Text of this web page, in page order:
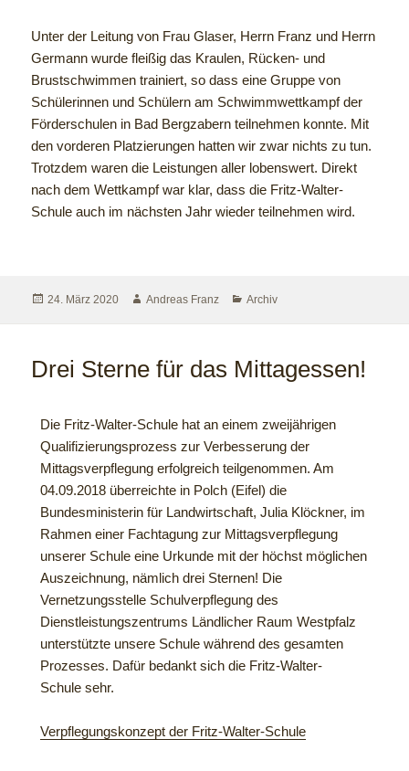
Unter der Leitung von Frau Glaser, Herrn Franz und Herrn
Germann wurde fleißig das Kraulen, Rücken- und
Brustschwimmen trainiert, so dass eine Gruppe von
Schülerinnen und Schülern am Schwimmwettkampf der
Förderschulen in Bad Bergzabern teilnehmen konnte. Mit
den vorderen Platzierungen hatten wir zwar nichts zu tun.
Trotzdem waren die Leistungen aller lobenswert. Direkt
nach dem Wettkampf war klar, dass die Fritz-Walter-
Schule auch im nächsten Jahr wieder teilnehmen wird.
24. März 2020 Andreas Franz Archiv
Drei Sterne für das Mittagessen!
Die Fritz-Walter-Schule hat an einem zweijährigen
Qualifizierungsprozess zur Verbesserung der
Mittagsverpflegung erfolgreich teilgenommen. Am
04.09.2018 überreichte in Polch (Eifel) die
Bundesministerin für Landwirtschaft, Julia Klöckner, im
Rahmen einer Fachtagung zur Mittagsverpflegung
unserer Schule eine Urkunde mit der höchst möglichen
Auszeichnung, nämlich drei Sternen! Die
Vernetzungsstelle Schulverpflegung des
Dienstleistungszentrums Ländlicher Raum Westpfalz
unterstützte unsere Schule während des gesamten
Prozesses. Dafür bedankt sich die Fritz-Walter-
Schule sehr.
Verpflegungskonzept der Fritz-Walter-Schule